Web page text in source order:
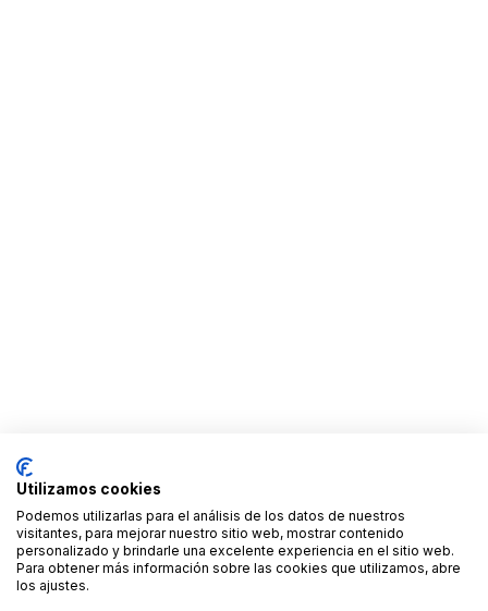
Utilizamos cookies
Podemos utilizarlas para el análisis de los datos de nuestros
visitantes, para mejorar nuestro sitio web, mostrar contenido
personalizado y brindarle una excelente experiencia en el sitio web.
Para obtener más información sobre las cookies que utilizamos, abre
los ajustes.